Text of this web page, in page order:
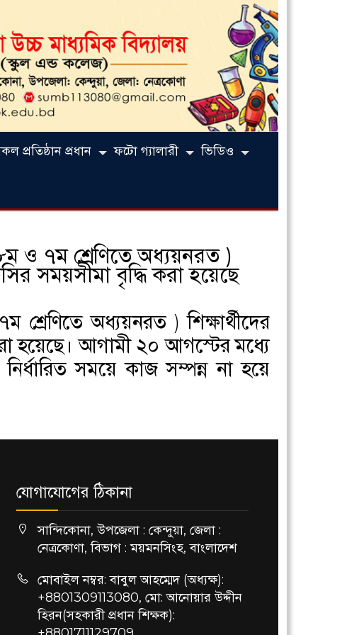
প্রতিষ্ঠান প্রধান ফটো গ্যালারী ভিডিও
ও ৭ম শ্রেণিতে অধ্যয়নরত )
সময়সীমা বৃদ্ধি করা হয়েছে
অধ্যয়নরত ) শিক্ষার্থীদের
হয়েছে। আগামী ২০ আগস্টের মধ্যে
সময়ে কাজ সম্পন্ন না হয়ে
যোগাযোগের ঠিকানা
সান্দিকোনা, উপজেলা : কেন্দুয়া, জেলা :
নেত্রকোণা, বিভাগ : ময়মনসিংহ, বাংলাদেশ
মোবাইল নম্বর: বাবুল আহম্মেদ (অধ্যক্ষ):
+8801309113080, মো: আনোয়ার উদ্দীন
হিরন(সহকারী প্রধান শিক্ষক):